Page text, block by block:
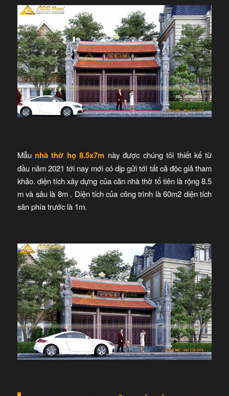
Mẫu nhà thờ họ 8.5x7m này được chúng tôi thiết kế từ
đầu năm 2021 tới nay mới có dịp gửi tới tất cả độc giả tham
khảo. diện tích xây dựng của căn nhà thờ tổ tiên là rộng 8.5
m và sâu là 8m . Diện tích của công trình là 60m2 diện tích
sân phía trước là 1m.